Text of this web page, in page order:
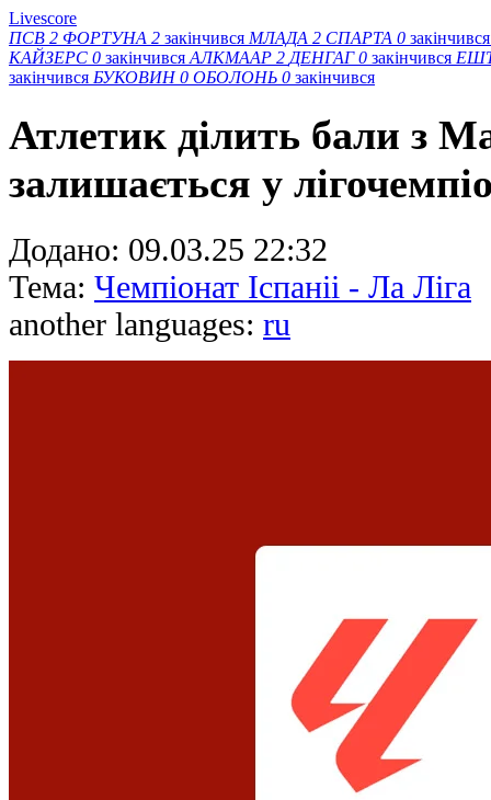
Livescore
ПСВ 2 ФОРТУНА 2 закінчився МЛАДА 2 СПАРТА 0
КАЙЗЕРС 0 закінчився АЛКМААР 2 ДЕНГАГ 0 закінчився
закінчився БУКОВИН 0 ОБОЛОНЬ 0 закінчився
Атлетик ділить бали з
залишається у
Додано: 09.03.25 22:32
Тема: Чемпіонат Іспаніі - Ла Ліга
another languages: ru